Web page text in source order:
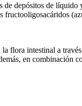
de depósitos de
flora intestinal a
en combinación